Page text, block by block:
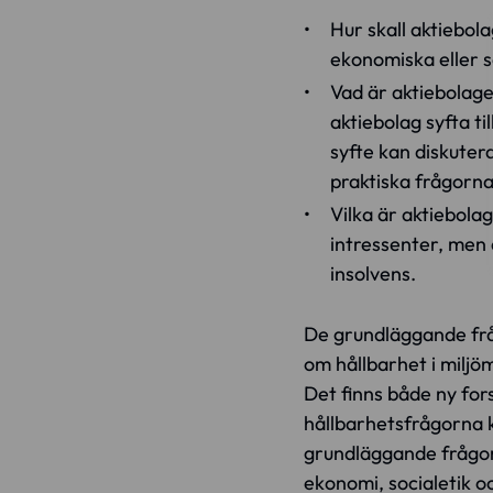
Hur skall
ekonomiska eller
Vad är
aktiebolag syfta
syfte kan
praktiska
Vilka är
intressenter, men
insolvens.
De grundläggande
om hållbarhet i
Det finns både ny
hållbarhetsfrågorna
grundläggande
ekonomi, socialetik